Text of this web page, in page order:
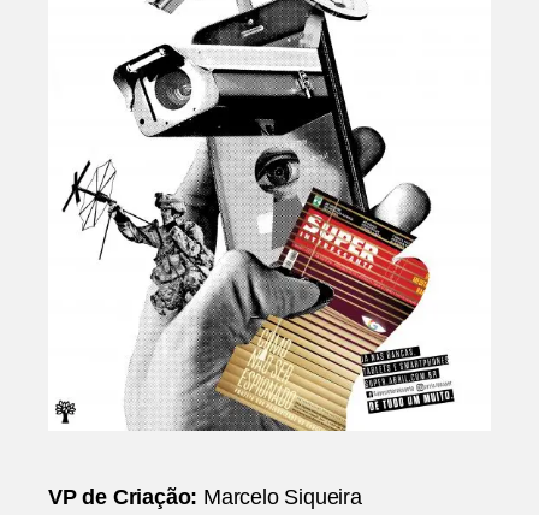
VP de Criação: Marcelo Siqueira